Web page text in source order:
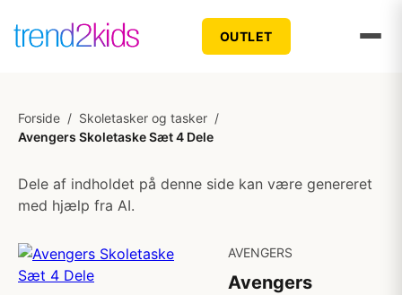
OUTLET
Forside / Skoletasker og tasker /
Avengers Skoletaske Sæt 4 Dele
Dele af indholdet på denne side kan være genereret
med hjælp fra AI.
AVENGERS
Avengers